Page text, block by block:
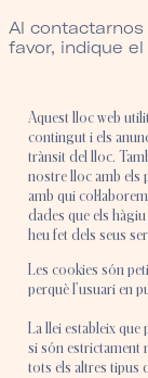
Al
favor, indique
Aquest lloc web
contingut i els
trànsit del lloc.
nostre lloc amb els
amb qui
dades que els
heu fet dels seus
Les cookies són
perquè l’usuari en
La llei estableix
si són estrictament
tots els altres tipus